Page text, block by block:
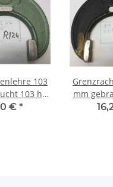
103
103 h7
CSE
€ *
mm
0/-22